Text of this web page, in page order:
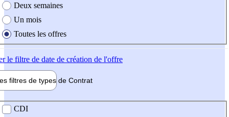
Deux semaines
Un mois
Toutes les offres
le filtre de date de création de l'offre
filtres de types de Contrat
contrat
CDI